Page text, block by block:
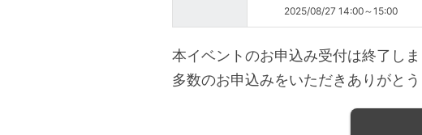
2025/08/27 14:00～15:00
本イベントのお申込み受付は終了しま
多数のお申込みをいただきありがとう